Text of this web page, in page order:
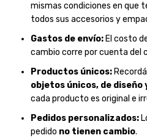
mismas condiciones en que
todos sus accesorios y
Gastos de envío: El costo
cambio corre por cuenta del
Productos únicos:
objetos únicos, de diseño
cada producto es original e
Pedidos personalizados:
pedido no tienen cambio.